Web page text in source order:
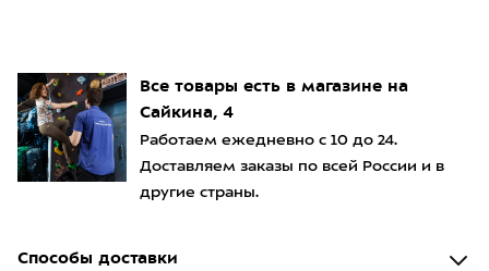
Все товары есть в магазине на
Сайкина, 4
Работаем ежедневно с 10 до 24.
Доставляем заказы по всей России и в
другие страны.
Способы доставки